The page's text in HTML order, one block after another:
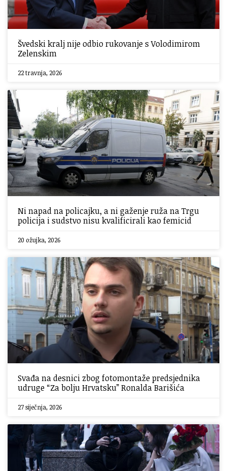
Švedski kralj nije odbio rukovanje s Volodimirom
Zelenskim
22 travnja, 2026
Ni napad na policajku, a ni gaženje ruža na Trgu
policija i sudstvo nisu kvalificirali kao femicid
20 ožujka, 2026
Svađa na desnici zbog fotomontaže predsjednika
udruge “Za bolju Hrvatsku” Ronalda Barišića
27 siječnja, 2026